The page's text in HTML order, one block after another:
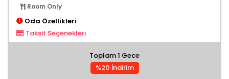
Room Only
Oda Özellikleri
Taksit Seçenekleri
Toplam 1 Gece
%20 İndirim